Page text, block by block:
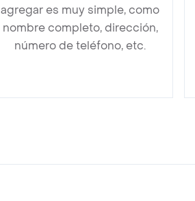
agregar es muy simple, como
nombre completo, dirección,
número de teléfono, etc.